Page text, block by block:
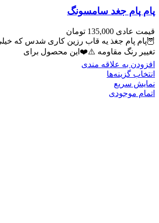
پام پام جغد سامسونگ
قیمت عادی 135,000 تومان
🦉پام پام جغذ یه قاب رزین کاری شدس که
تغییر رنگ مقاومه ⚠️❤️این محصول برای
افزودن به علاقه مندی
انتخاب گزینه‌ها
نمایش سریع
اتمام موجودی